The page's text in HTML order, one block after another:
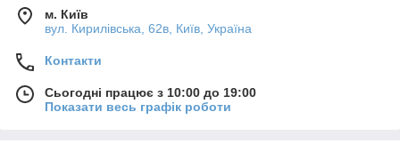
м. Київ
вул. Кирилівська, 62в, Київ, Україна
Контакти
Сьогодні працює з 10:00 до 19:00
Показати весь графік роботи